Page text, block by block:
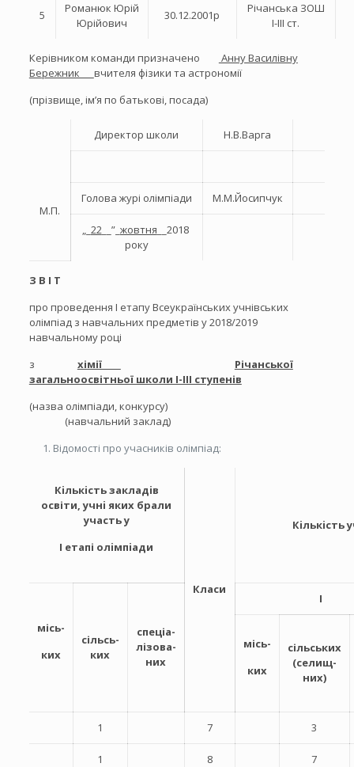
5
Романюк Юрій
Юрійович
30.12.2001р
Річанська ЗОШ
І-ІІІ ст.
Керівником команди призначено
Анну Василівну
Бережник вчителя фізики та астрономії
(прізвище, ім’я по батькові, посада)
М.П.
Директор школи Н.В.Варга
Голова журі олімпіади М.М.Йосипчук
„_ 22__”_ жовтня __2018
року
З В І Т
про проведення I етапу Всеукраїнських учнівських
олімпіад з навчальних предметів у 2018/2019
навчальному році
з
хімії
Річанської
загальноосвітньої школи І-ІІІ ступенів
(назва олімпіади, конкурсу)
(навчальний заклад)
Відомості про учасників олімпіад:
Кiлькiсть закладiв
освіти, учнi яких брали
участь у
І етапі олiмпiади
Класи
Кiлькiсть
місь-
ких
сільсь-
ких
спеціа-
лізова-
них
I
місь-
ких
сільських
(селищ-
них)
1 7 3
1 8 7